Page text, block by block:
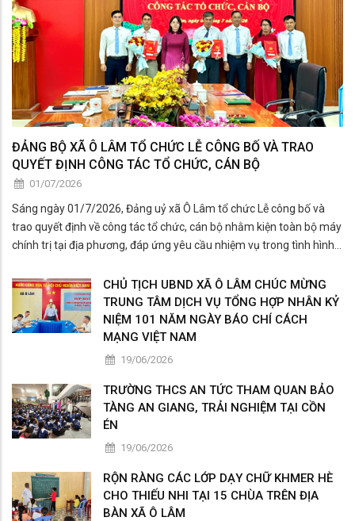
ĐẢNG BỘ XÃ Ô LÂM TỔ CHỨC LỄ CÔNG BỐ VÀ TRAO
QUYẾT ĐỊNH CÔNG TÁC TỔ CHỨC, CÁN BỘ
01/07/2026
Sáng ngày 01/7/2026, Đảng uỷ xã Ô Lâm tổ chức Lễ công bố và
trao quyết định về công tác tổ chức, cán bộ nhằm kiện toàn bộ máy
chính trị tại địa phương, đáp ứng yêu cầu nhiệm vụ trong tình hình
CHỦ TỊCH UBND XÃ Ô LÂM CHÚC MỪNG
TRUNG TÂM DỊCH VỤ TỔNG HỢP NHÂN KỶ
NIỆM 101 NĂM NGÀY BÁO CHÍ CÁCH
MẠNG VIỆT NAM
19/06/2026
TRƯỜNG THCS AN TỨC THAM QUAN BẢO
TÀNG AN GIANG, TRẢI NGHIỆM TẠI CỒN
ÉN
19/06/2026
RỘN RÀNG CÁC LỚP DẠY CHỮ KHMER HÈ
CHO THIẾU NHI TẠI 15 CHÙA TRÊN ĐỊA
BÀN XÃ Ô LÂM